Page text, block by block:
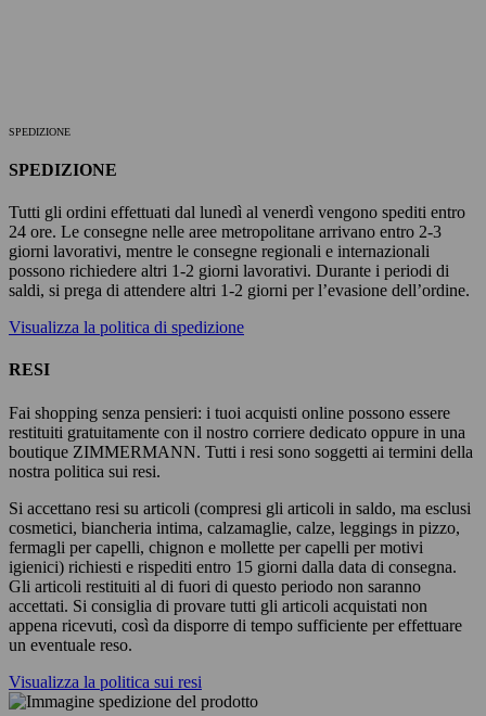
SPEDIZIONE
SPEDIZIONE
Tutti gli ordini effettuati dal lunedì al venerdì vengono spediti entro
24 ore. Le consegne nelle aree metropolitane arrivano entro 2-3
giorni lavorativi, mentre le consegne regionali e internazionali
possono richiedere altri 1-2 giorni lavorativi. Durante i periodi di
saldi, si prega di attendere altri 1-2 giorni per l’evasione dell’ordine.
Visualizza la politica di spedizione
RESI
Fai shopping senza pensieri: i tuoi acquisti online possono essere
restituiti gratuitamente con il nostro corriere dedicato oppure in una
boutique ZIMMERMANN. Tutti i resi sono soggetti ai termini della
nostra politica sui resi.
Si accettano resi su articoli (compresi gli articoli in saldo, ma esclusi
cosmetici, biancheria intima, calzamaglie, calze, leggings in pizzo,
fermagli per capelli, chignon e mollette per capelli per motivi
igienici) richiesti e rispediti entro 15 giorni dalla data di consegna.
Gli articoli restituiti al di fuori di questo periodo non saranno
accettati. Si consiglia di provare tutti gli articoli acquistati non
appena ricevuti, così da disporre di tempo sufficiente per effettuare
un eventuale reso.
Visualizza la politica sui resi